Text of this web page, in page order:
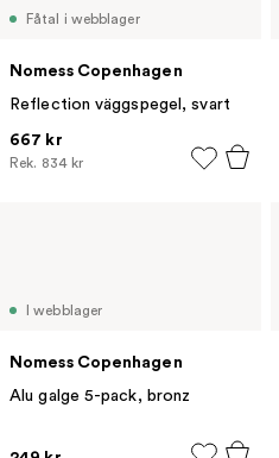
Fåtal i webblager
Nomess Copenhagen
Reflection väggspegel, svart
667 kr
Rek. 834 kr
I webblager
Nomess Copenhagen
Alu galge 5-pack, bronz